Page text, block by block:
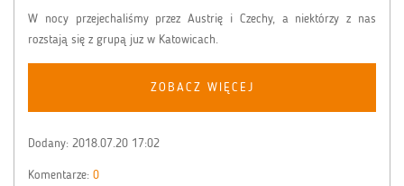
W nocy przejechaliśmy przez Austrię i Czechy, a niektórzy z nas
rozstają się z grupą juz w Katowicach.
ZOBACZ WIĘCEJ
Dodany: 2018.07.20 17:02
Komentarze: 0